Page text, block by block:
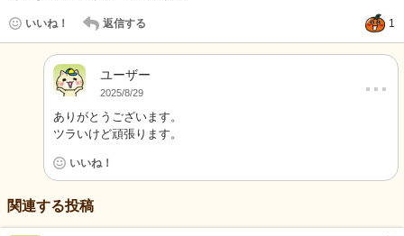
いいね！ 返信する 1
ユーザー
2025/8/29 …
ありがとうございます。
ツラいけど頑張ります。
いいね！
関連する投稿